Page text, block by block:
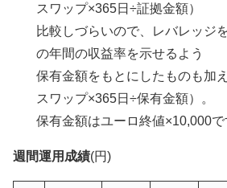
スワップ×365日÷証拠金額）
比較しづらいので、レバレッジ
の年間の収益率を示せるよう
保有金額をもとにしたものも加
スワップ×365日÷保有金額）。
保有金額はユーロ終値×10,000で
週間運用成績(円)